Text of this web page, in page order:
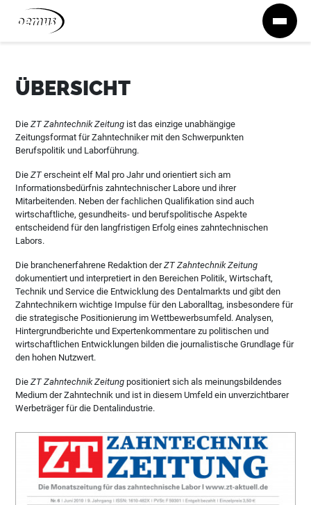
Zum Inhalt springen
ÜBERSICHT
DieZT Zahntechnik Zeitung ist das einzige unabhängige
Zeitungsformat für Zahntechniker mit den Schwerpunkten
Berufspolitik und Laborführung.
DieZT erscheint elf Mal pro Jahr und orientiert sich am
Informationsbedürfnis zahntechnischer Labore und ihrer
Mitarbeitenden. Neben der fachlichen Qualifikation sind auch
wirtschaftliche, gesundheits- und berufspolitische Aspekte
entscheidend für den langfristigen Erfolg eines zahntechnischen
Labors.
Die branchenerfahrene Redaktion derZT Zahntechnik Zeitung
dokumentiert und interpretiert in den Bereichen Politik, Wirtschaft,
Technik und Service die Entwicklung des Dentalmarkts und gibt den
Zahntechnikern wichtige Impulse für den Laboralltag, insbesondere für
die strategische Positionierung im Wettbewerbsumfeld. Analysen,
Hintergrundberichte und Expertenkommentare zu politischen und
wirtschaftlichen Entwicklungen bilden die journalistische Grundlage für
den hohen Nutzwert.
DieZT Zahntechnik Zeitung positioniert sich als meinungsbildendes
Medium der Zahntechnik und ist in diesem Umfeld ein unverzichtbarer
Werbeträger für die Dentalindustrie.